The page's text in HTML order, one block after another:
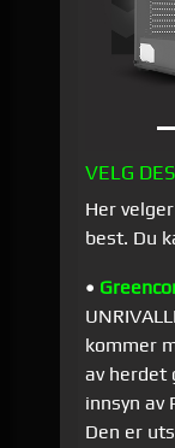
VELG
Her
best. Du
•
kommer
av herdet
innsyn av
Den er